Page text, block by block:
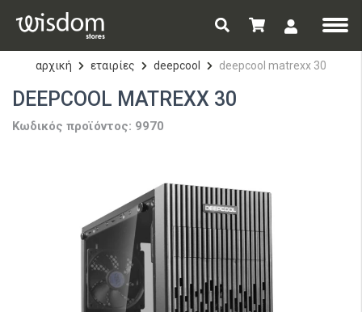
αρχική εταιρίες deepcool deepcool matrexx 30
DEEPCOOL MATREXX 30
Κωδικός προϊόντος: 9970